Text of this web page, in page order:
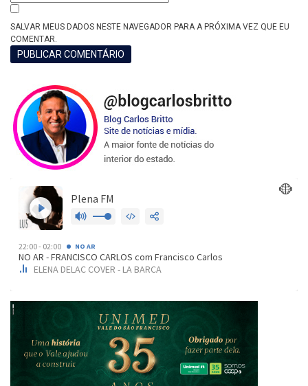
SALVAR MEUS DADOS NESTE NAVEGADOR PARA A PRÓXIMA VEZ QUE EU
COMENTAR.